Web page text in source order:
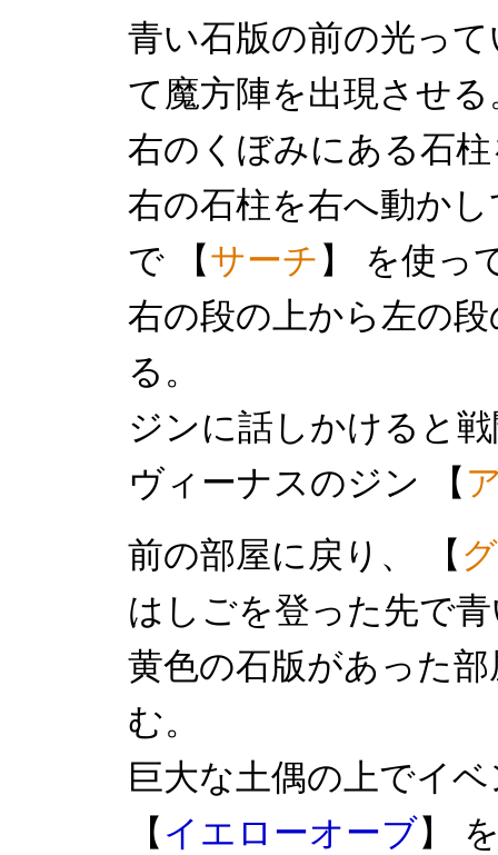
青い石版の前の光っ
て魔方陣を出現させる
右のくぼみにある石
右の石柱を右へ動か
で 【サーチ 】 を使っ
右の段の上から左の
る。
ジンに話しかけると
ヴィーナスのジン 【
前の部屋に戻り、 【
はしごを登った先で
黄色の石版があった
む。
巨大な土偶の上でイ
【 イエローオーブ】